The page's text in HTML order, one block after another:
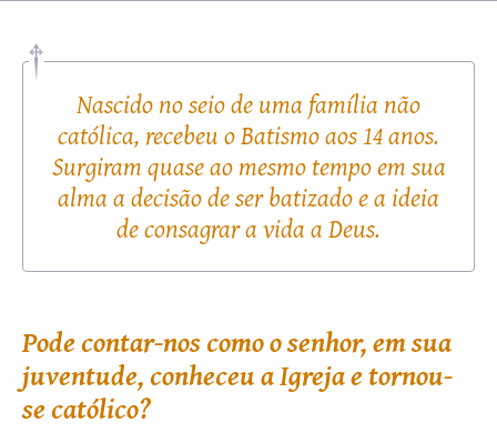
Nascido no seio de uma família não
católica, recebeu o Batismo aos 14 anos.
Surgiram quase ao mesmo tempo em sua
alma a decisão de ser batizado e a ideia
de consagrar a vida a Deus.
Pode contar-nos como o senhor, em sua
juventude, conheceu a Igreja e tornou-
se católico?